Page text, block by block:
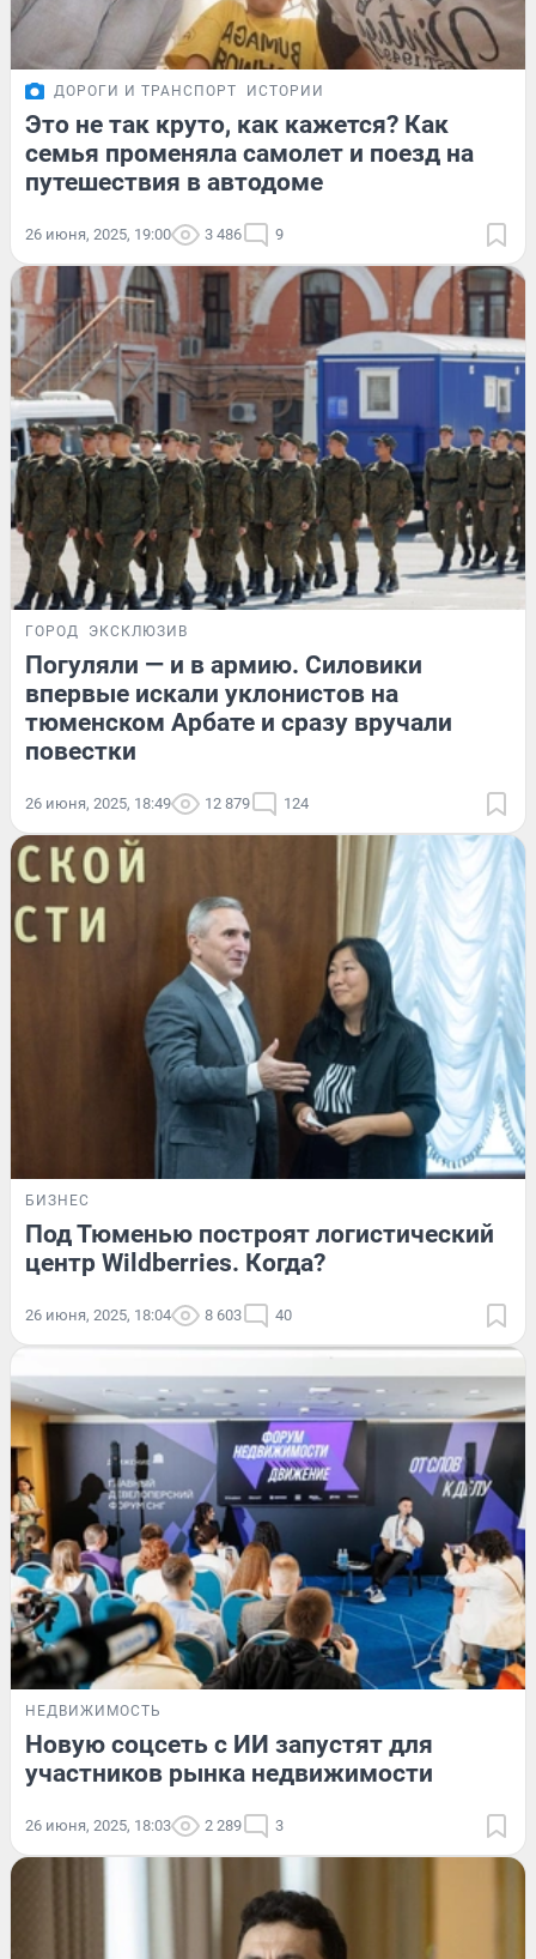
ДОРОГИ И ТРАНСПОРТ ИСТОРИИ
Это не так круто, как кажется? Как
семья променяла самолет и поезд на
путешествия в автодоме
26 июня, 2025, 19:00 3 486 9
ГОРОД ЭКСКЛЮЗИВ
Погуляли — и в армию. Силовики
впервые искали уклонистов на
тюменском Арбате и сразу вручали
повестки
26 июня, 2025, 18:49 12 879 124
БИЗНЕС
Под Тюменью построят логистический
центр Wildberries. Когда?
26 июня, 2025, 18:04 8 603 40
НЕДВИЖИМОСТЬ
Новую соцсеть с ИИ запустят для
участников рынка недвижимости
26 июня, 2025, 18:03 2 289 3